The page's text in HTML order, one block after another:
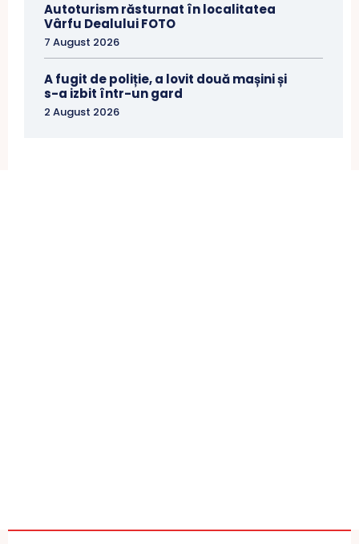
Autoturism răsturnat în localitatea
Vârfu Dealului FOTO
7 August 2026
A fugit de poliție, a lovit două mașini și
s-a izbit într-un gard
2 August 2026